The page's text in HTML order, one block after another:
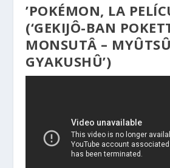
’POKÉMON, LA
(‘GEKIJÔ-BAN
MONSUTÂ –
GYAKUSHÛ’)